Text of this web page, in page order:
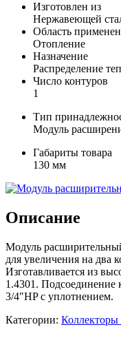
Изготовлен из
Нержавеющей
Область
Отопление
Назначение
Распределение
Число контуров
1
Тип
Модуль
Габариты товара
130 мм
Описание
Модуль
для увеличения на два
Изготавливается из
1.4301. Подсоединение
3/4"HP с уплотнением.
Категории: Коллекторы